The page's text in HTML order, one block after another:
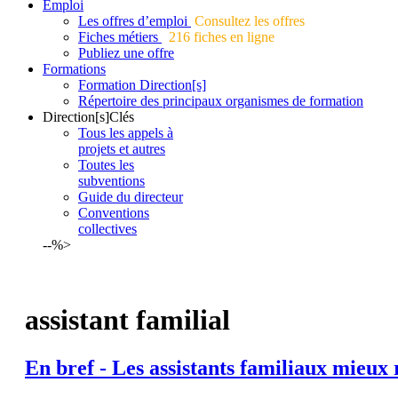
Emploi
Les offres d’emploi Consultez les offres
Fiches métiers
216 fiches en ligne
Publiez une offre
Formations
Formation Direction[s]
Répertoire des principaux organismes de formation
Direction[s]Clés
Tous les appels à
projets et autres
Toutes les
subventions
Guide du directeur
Conventions
collectives
--%>
assistant familial
En bref - Les assistants familiaux mieux